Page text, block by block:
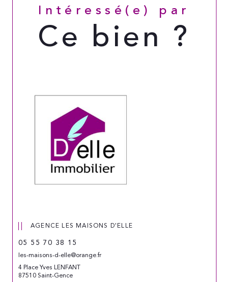
Intéressé(e) par
Ce bien ?
AGENCE LES MAISONS D'ELLE
05 55 70 38 15
les-maisons-d-elle@orange.fr
4 Place Yves LENFANT
87510 Saint-Gence